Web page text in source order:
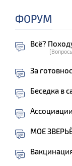
ФОРУМ
Всё?
За
Беседка в
МОЕ